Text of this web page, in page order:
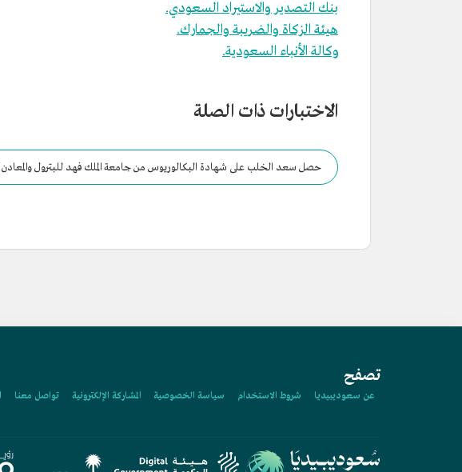
بنك التصدير والاستيراد السعودي.
هيئة الزكاة والضريبة والجمارك.
وكالة الأنباء السعودية.
الاختبارات ذات الصلة
حصل سعد الخلب على شهادة البكالوريوس من جامعة الملك فهد للبترول
تصفح
عن سعوديبيديا شروط الاستخدام سياسة الخصوصية المشاركة الإلكترونية تواصل معنا